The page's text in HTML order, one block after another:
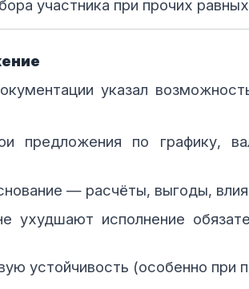
участника при прочих
указал
предложения по графику,
— расчёты, выгоды,
ухудшают исполнение
устойчивость (особенно при